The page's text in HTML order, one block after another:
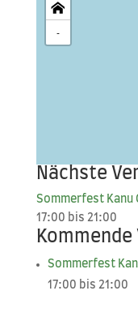
-
Nächste
Som­mer­fest Kanu
17:00 bis 21:00
Som­mer­fest
17:00 bis 21:00